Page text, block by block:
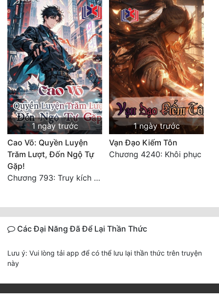
1 ngày trước
Cao Võ: Quyền Luyện
Trăm Lượt, Đốn Ngộ Tự
Gặp!
Chương 793: Truy kích (2)
1 ngày trước
Vạn Đạo Kiếm Tôn
Chương 4240: Khôi phục
Các Đại Năng Đã Để Lại Thần Thức
Lưu ý: Vui lòng tải app để có thể lưu lại thần thức trên truyện
này